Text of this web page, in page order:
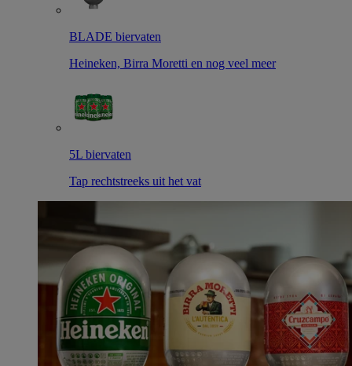
BLADE biervaten
Heineken, Birra Moretti en nog veel meer
5L biervaten
Tap rechtstreeks uit het vat